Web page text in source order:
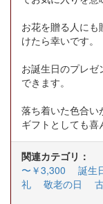
お花を贈る人に
けたら幸いです。
お誕生日のプレ
できます。
落ち着いた色合い
ギフトとしても喜
関連カテゴリ：
〜￥3,300
誕生
礼
敬老の日